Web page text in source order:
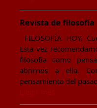
Revista de filosofía
FILOSOFÍA HOY.
Esta vez
filosofía como
abrirnos a ella.
pensamiento del